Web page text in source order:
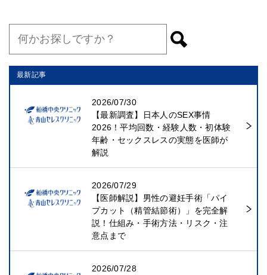
最新記事
2026/07/30
【最新調査】日本人のSEX事情
2026！平均回数・経験人数・初体験
年齢・セックスレスの実態を医師が
解説
2026/07/29
【医師解説】男性の避妊手術「パイ
プカット（精管結節術）」を完全解
説！仕組み・手術方法・リスク・注
意点まで
2026/07/28